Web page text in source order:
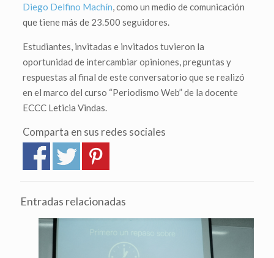
Diego Delfino Machín, como un medio de comunicación
que tiene más de 23.500 seguidores.
Estudiantes, invitadas e invitados tuvieron la
oportunidad de intercambiar opiniones, preguntas y
respuestas al final de este conversatorio que se realizó
en el marco del curso “Periodismo Web” de la docente
ECCC Leticia Vindas.
Comparta en sus redes sociales
Entradas relacionadas